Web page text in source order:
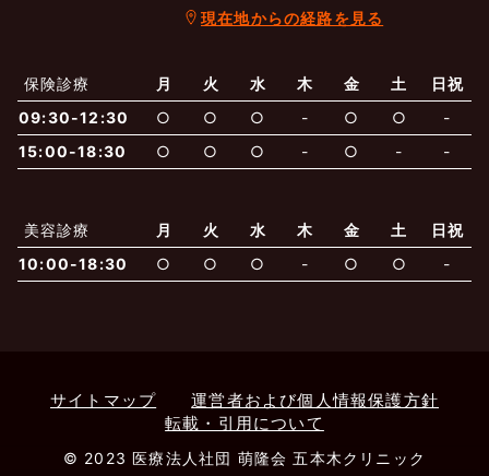
当院からのお知らせ
最新医療トピックス
はじめての方へ
医師の紹介
保険での診療
内科 皮膚科
※ 木・日・祝は休診です
よくあるご質問
一般診療 美容診療
電話でのお問いあわせ
現在地からの経路を見る
保険診療 月 火 水 木 金 土
日祝
09:30-12:30
○ ○ ○ - ○ ○
-
15:00-18:30
○ ○ ○ - ○ - -
美容診療 月 火 水 木 金 土
日祝
10:00-18:30
○ ○ ○ - ○ ○ -
サイトマップ
運営者および個人情報保護方針
転載・引用について
© 2023 医療法人社団 萌隆会 五本木クリニック